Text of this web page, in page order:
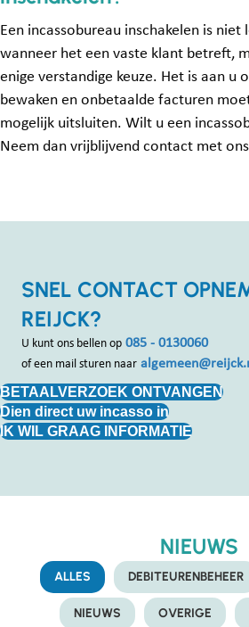
Een incassobureau inschakelen is niet
wanneer het een vaste klant betreft,
enige verstandige keuze. Het is aan u
bewaken en onbetaalde facturen
mogelijk uitsluiten. Wilt u een
Neem dan vrijblijvend contact met
SNEL CONTACT
REIJCK?
U kunt ons bellen op 085 - 0130060
of een mail sturen naar
BETAALVERZOEK ONTVANGEN
Dien direct uw incasso in
IK WIL GRAAG INFORMATIE
NIEUWS
ALLES DEBITEURENBEHEER
NIEUWS OVERIGE